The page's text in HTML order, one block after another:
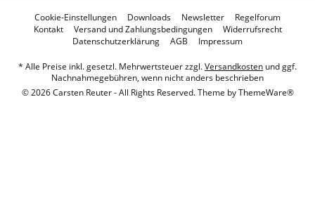
Cookie-Einstellungen Downloads Newsletter
Regelforum
Kontakt
Versand und Zahlungsbedingungen
Widerrufsrecht
Datenschutzerklärung
AGB Impressum
* Alle Preise inkl. gesetzl. Mehrwertsteuer zzgl.Versandkosten und ggf.
Nachnahmegebühren, wenn nicht anders beschrieben
© 2026 Carsten Reuter - All Rights Reserved. Theme byThemeWare®